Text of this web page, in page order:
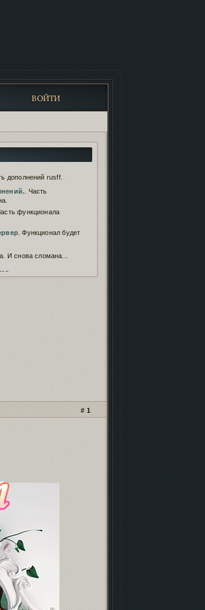
ВОЙТИ
дополнений rusff.
. Часть
функционала
. Функционал будет
И снова сломана...
1